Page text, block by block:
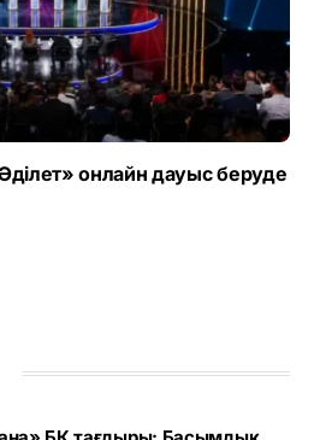
онлайн дауыс беруде